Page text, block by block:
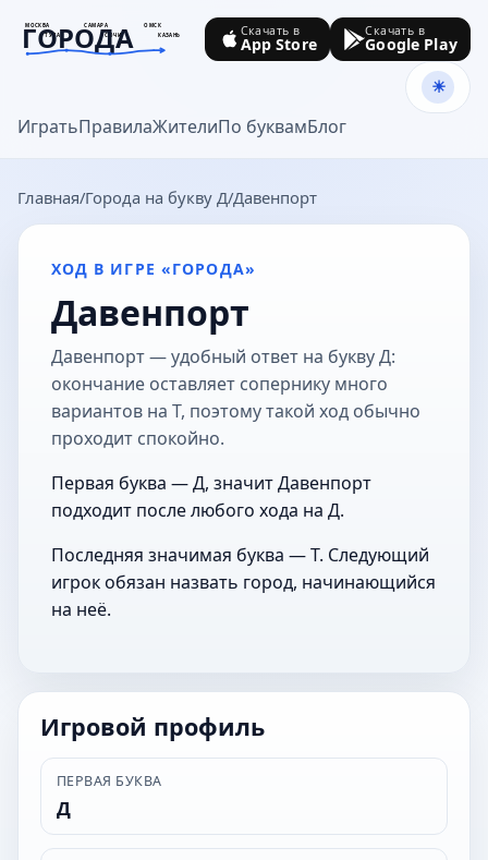
МОСКВА САМАРА
ОМСК
ТУЛА
СОЧИ КАЗАНЬ
ГОРОДА
goroda-na.ru
ИгратьПравилаЖителиПо буквамБлог
Скачать в
App Store
Скачать в
Google Play
Главная Города на букву Д Давенпорт
ХОД В ИГРЕ «ГОРОДА»
Давенпорт
Давенпорт — удобный ответ на букву Д:
окончание оставляет сопернику много
вариантов на Т, поэтому такой ход обычно
проходит спокойно.
Первая буква — Д, значит Давенпорт
подходит после любого хода на Д.
Последняя значимая буква — Т. Следующий
игрок обязан назвать город, начинающийся
на неё.
Игровой профиль
ПЕРВАЯ БУКВА
Д